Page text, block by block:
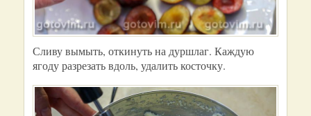
Сливу вымыть, откинуть на дуршлаг. Каждую
ягоду разрезать вдоль, удалить косточку.